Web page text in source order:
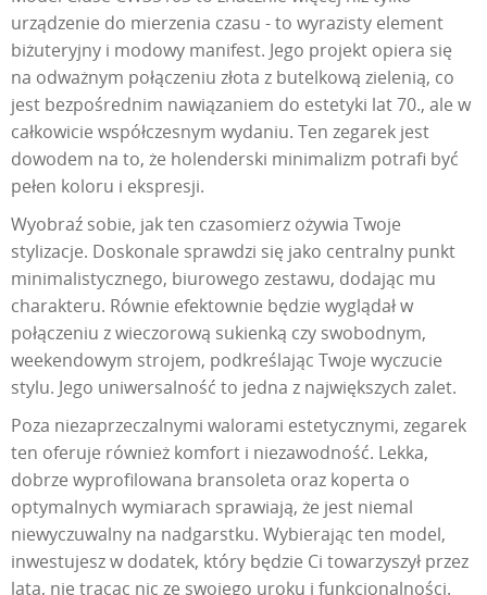
urządzenie do mierzenia czasu - to wyrazisty element
biżuteryjny i modowy manifest. Jego projekt opiera się
na odważnym połączeniu złota z butelkową zielenią, co
jest bezpośrednim nawiązaniem do estetyki lat 70., ale w
całkowicie współczesnym wydaniu. Ten zegarek jest
dowodem na to, że holenderski minimalizm potrafi być
pełen koloru i ekspresji.
Wyobraź sobie, jak ten czasomierz ożywia Twoje
stylizacje. Doskonale sprawdzi się jako centralny punkt
minimalistycznego, biurowego zestawu, dodając mu
charakteru. Równie efektownie będzie wyglądał w
połączeniu z wieczorową sukienką czy swobodnym,
weekendowym strojem, podkreślając Twoje wyczucie
stylu. Jego uniwersalność to jedna z największych zalet.
Poza niezaprzeczalnymi walorami estetycznymi, zegarek
ten oferuje również komfort i niezawodność. Lekka,
dobrze wyprofilowana bransoleta oraz koperta o
optymalnych wymiarach sprawiają, że jest niemal
niewyczuwalny na nadgarstku. Wybierając ten model,
inwestujesz w dodatek, który będzie Ci towarzyszył przez
lata, nie tracąc nic ze swojego uroku i funkcjonalności.